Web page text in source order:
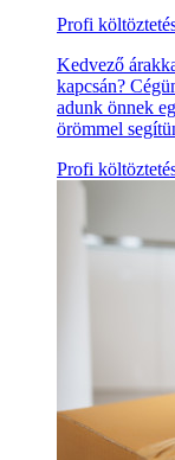
Profi
Kedvező
kapcsán?
adunk önnek
örömmel
Profi